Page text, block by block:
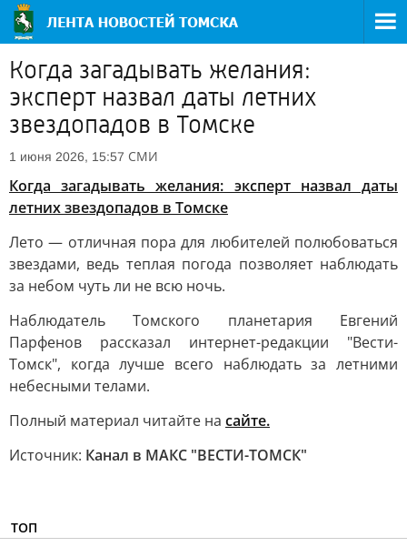
Когда загадывать желания:
эксперт назвал даты летних
звездопадов в Томске
1 июня 2026, 15:57 СМИ
Когда загадывать желания: эксперт назвал даты
летних звездопадов в Томске
Лето — отличная пора для любителей полюбоваться
звездами, ведь теплая погода позволяет наблюдать
за небом чуть ли не всю ночь.
Наблюдатель Томского планетария Евгений
Парфенов рассказал интернет-редакции "Вести-
Томск", когда лучше всего наблюдать за летними
небесными телами.
Полный материал читайте на сайте.
Источник: Канал в МАКС "ВЕСТИ-ТОМСК"
ТОП